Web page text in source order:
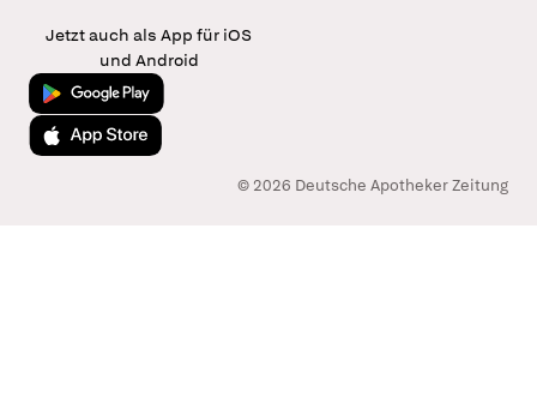
Jetzt auch als App für iOS
und Android
Jetzt bei Google Play
Laden im App Store
© 2026 Deutsche Apotheker Zeitung